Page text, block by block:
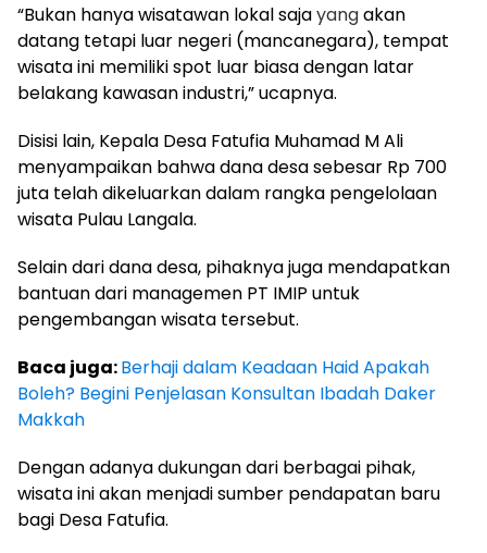
“Bukan hanya wisatawan lokal sajayangakan
datang tetapi luar negeri (mancanegara), tempat
wisata ini memiliki spot luar biasa dengan latar
belakang kawasan industri,” ucapnya.
Disisi lain, Kepala Desa Fatufia Muhamad M Ali
menyampaikan bahwa dana desa sebesar Rp 700
juta telah dikeluarkan dalam rangka pengelolaan
wisata Pulau Langala.
Selain dari dana desa, pihaknya juga mendapatkan
bantuan dari managemen PT IMIP untuk
pengembangan wisata tersebut.
Baca juga:Berhaji dalam Keadaan Haid Apakah
Boleh? Begini Penjelasan Konsultan Ibadah Daker
Makkah
Dengan adanya dukungan dari berbagai pihak,
wisata ini akan menjadi sumber pendapatan baru
bagi Desa Fatufia.